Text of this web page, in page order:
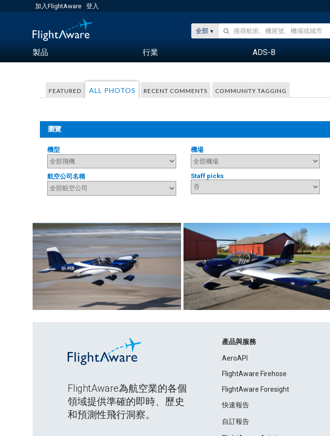
加入FlightAware 登入
全部
製品 行業 ADS-B
FEATURED ALL PHOTOS RECENT COMMENTS COMMUNITY TAGGING
瀏覽
機型 機場
航空公司名稱 Staff picks
FlightAware為航空業的各個
領域提供準確的即時、歷史
和預測性飛行洞察。
產品與服務
AeroAPI
FlightAware Firehose
FlightAware Foresight
快速報告
自訂報告